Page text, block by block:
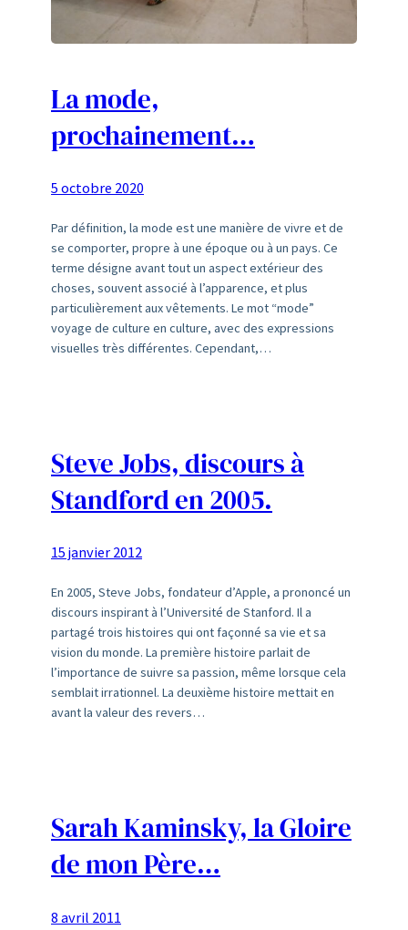
La mode,
prochainement…
5 octobre 2020
Par définition, la mode est une manière de vivre et de
se comporter, propre à une époque ou à un pays. Ce
terme désigne avant tout un aspect extérieur des
choses, souvent associé à l’apparence, et plus
particulièrement aux vêtements. Le mot “mode”
voyage de culture en culture, avec des expressions
visuelles très différentes. Cependant,…
Steve Jobs, discours à
Standford en 2005.
15 janvier 2012
En 2005, Steve Jobs, fondateur d’Apple, a prononcé un
discours inspirant à l’Université de Stanford. Il a
partagé trois histoires qui ont façonné sa vie et sa
vision du monde. La première histoire parlait de
l’importance de suivre sa passion, même lorsque cela
semblait irrationnel. La deuxième histoire mettait en
avant la valeur des revers…
Sarah Kaminsky, la Gloire
de mon Père…
8 avril 2011